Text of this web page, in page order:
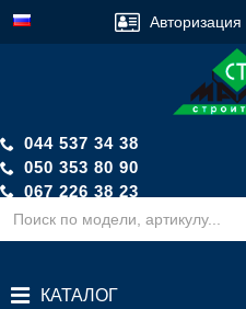
Авторизация
044 537 34 38
050 353 80 90
067 226 38 23
Обратный звонок
КАТАЛОГ